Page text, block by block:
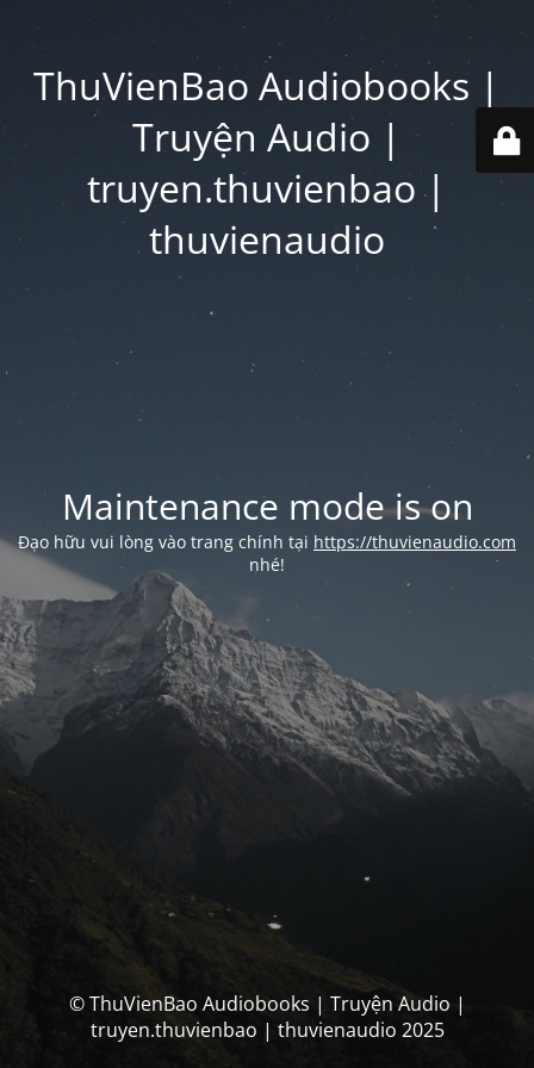
ThuVienBao Audiobooks |
Truyện Audio |
truyen.thuvienbao |
thuvienaudio
Maintenance mode is on
Đạo hữu vui lòng vào trang chính tại https://thuvienaudio.com
nhé!
© ThuVienBao Audiobooks | Truyện Audio |
truyen.thuvienbao | thuvienaudio 2025